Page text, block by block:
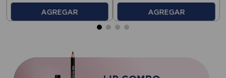
AGREGAR AGREGAR